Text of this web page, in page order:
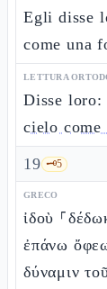
Egli disse
come una
LETTURA
Disse loro:
cielo come
19 🗝️5
GRECO
ἰδοὺ
ἐπάνω
δύναμιν